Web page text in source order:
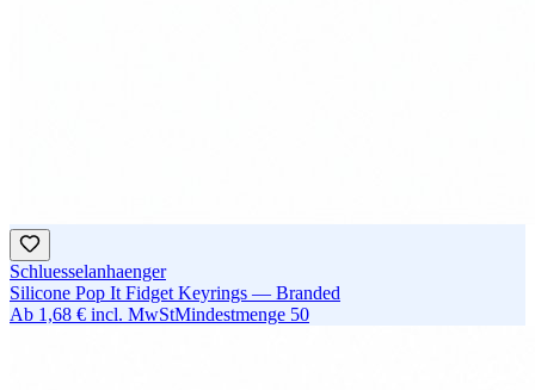
Schluesselanhaenger
Silicone Pop It Fidget Keyrings — Branded
Ab 1,68 € incl. MwStMindestmenge 50